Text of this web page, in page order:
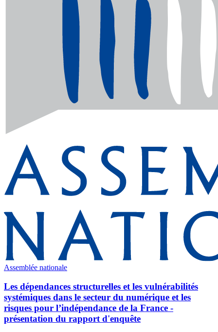
Assemblée nationale
Les dépendances structurelles et les vulnérabilités
systémiques dans le secteur du numérique et les
risques pour l’indépendance de la France -
présentation du rapport d'enquête